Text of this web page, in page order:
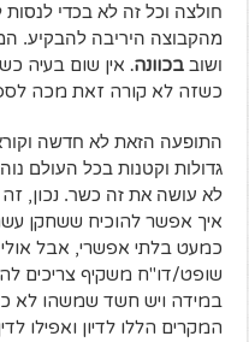
חולצה וכל זה לא בכדי
מהקבוצה היריבה להבקיע.
ושובבכוונה. אין שום בעיה
כשזה לא קורה זאת מכה
התופעה הזאת לא חדשה
גדולות וקטנות בכל העולם
לא עושה את זה כשר. נכון,
איך אפשר להוכיח ששחקן
כמעט בלתי אפשרי, אבל
שופט/דו"ח משקיף צריכים
במידה ויש חשד שמשהו לא
המקרים הללו לדיון ואפילו